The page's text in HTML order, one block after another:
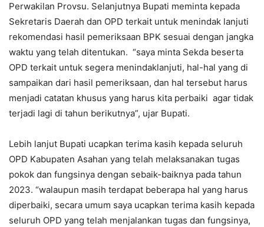
Perwakilan Provsu. Selanjutnya Bupati meminta kepada
Sekretaris Daerah dan OPD terkait untuk menindak lanjuti
rekomendasi hasil pemeriksaan BPK sesuai dengan jangka
waktu yang telah ditentukan. “saya minta Sekda beserta
OPD terkait untuk segera menindaklanjuti, hal-hal yang di
sampaikan dari hasil pemeriksaan, dan hal tersebut harus
menjadi catatan khusus yang harus kita perbaiki agar tidak
terjadi lagi di tahun berikutnya”, ujar Bupati.
Lebih lanjut Bupati ucapkan terima kasih kepada seluruh
OPD Kabupaten Asahan yang telah melaksanakan tugas
pokok dan fungsinya dengan sebaik-baiknya pada tahun
2023. “walaupun masih terdapat beberapa hal yang harus
diperbaiki, secara umum saya ucapkan terima kasih kepada
seluruh OPD yang telah menjalankan tugas dan fungsinya,